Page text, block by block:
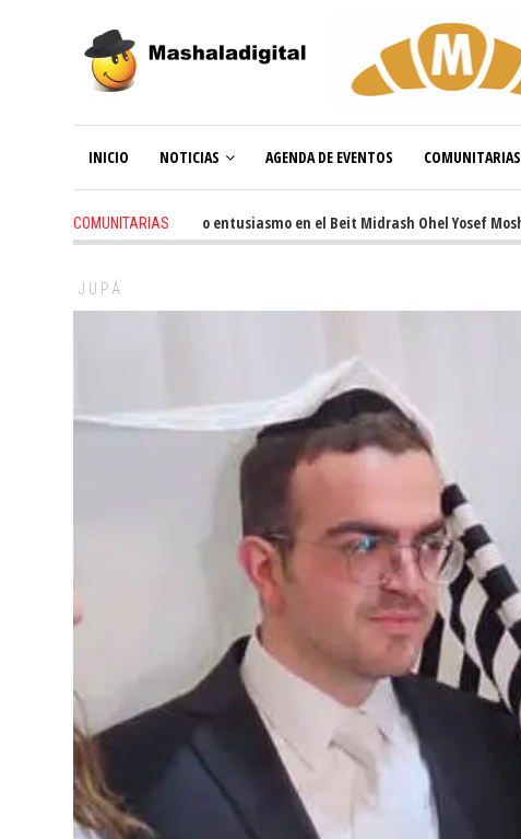
INICIO NOTICIAS AGENDA DE EVENTOS COMUNITARIAS
COMUNITARIAS
3 weeks ago - Renovado entusiasmo en el Beit Midrash Ohel Yosef Moshe
JUPÁ